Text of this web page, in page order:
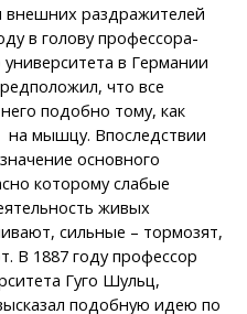
внешних раздражителей
в голову профессора-
в Германии
что все
подобно тому, как
на мышцу. Впоследствии
основного
которому слабые
живых
сильные – тормозят,
В 1887 году профессор
Гуго Шульц,
подобную идею по